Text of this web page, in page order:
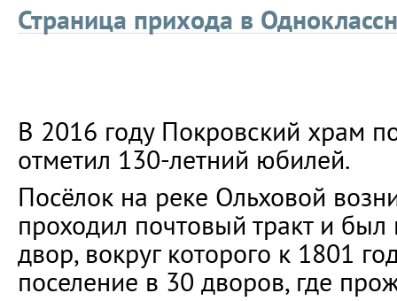
Страница прихода в
В 2016 году Покровский храм
отметил 130-летний юбилей.
Посёлок на реке Ольховой
проходил почтовый тракт и
двор, вокруг которого к 1801
поселение в 30 дворов, где